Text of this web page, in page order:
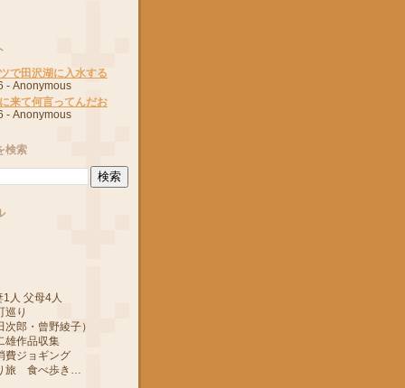
で田沢湖に入水する
- Anonymous
来て何言ってんだお
- Anonymous
検索
人 父母4人
り
・曾野綾子）
品収集
ョギング
食べ歩き…